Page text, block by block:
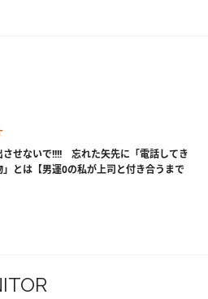
させないで!!!! 忘れた矢先に「電話してき
」とは【男運0の私が上司と付き合うまで